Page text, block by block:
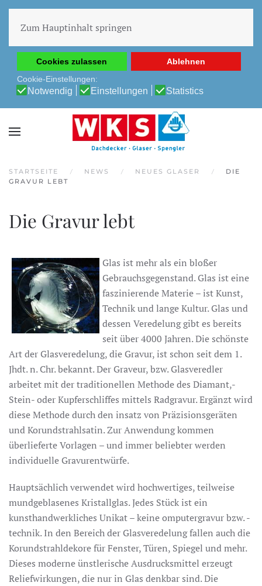
Erfahrung auf unserer Website zu ermöglichen.
Cookie-Richtlinie
Datenschutz-Bestimmungen
Cookies zulassen
Ablehnen
Cookie-Einstellungen:
Notwendig Einstellungen Statistics
Zum Hauptinhalt springen
STARTSEITE NEWS NEUES GLASER
DIE
GRAVUR LEBT
Die Gravur lebt
Glas ist mehr als ein bloßer
Gebrauchsgegenstand. Glas ist eine
faszinierende Materie – ist Kunst,
Technik und lange Kultur. Glas und
dessen Veredelung gibt es bereits
seit über 4000 Jahren. Die schönste
Art der Glasveredelung, die Gravur, ist schon seit dem 1.
Jhdt. n. Chr. bekannt. Der Graveur, bzw. Glasveredler
arbeitet mit der traditionellen Methode des Diamant,-
Stein- oder Kupferschliffes mittels Radgravur. Ergänzt wird
diese Methode durch den insatz von Präzisionsgeräten
und Korundstrahlsatin. Zur Anwendung kommen
überlieferte Vorlagen – und immer beliebter werden
individuelle Gravurentwürfe.
Hauptsächlich verwendet wird hochwertiges, teilweise
mundgeblasenes Kristallglas. Jedes Stück ist ein
kunsthandwerkliches Unikat – keine omputergravur bzw. -
technik. In den Bereich der Glasveredelung fallen auch die
Korundstrahldekore für Fenster, Türen, Spiegel und mehr.
Dieses moderne ünstlerische Ausdrucksmittel erzeugt
Reliefwirkungen, die nur in Glas denkbar sind. Die